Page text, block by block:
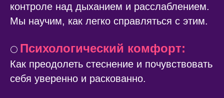
контроле над дыханием и расслаблением.
Мы научим, как легко справляться с этим.
⚪️ Психологический комфорт:
Как преодолеть стеснение и почувствовать
себя уверенно и раскованно.